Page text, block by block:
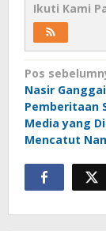
Ikuti Kami
pos
Pos
Nasir
Pemberitaan
Media yang
Mencatut